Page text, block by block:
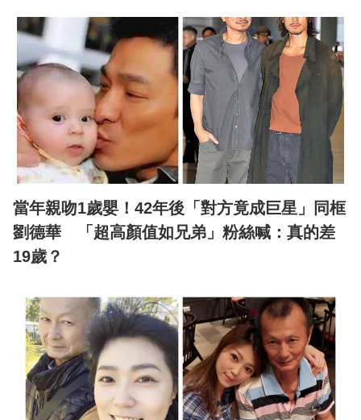
當年親吻1歲嬰！42年後「對方竟成巨星」同框
劉德華 「超高顏值如兄弟」粉絲喊：真的差
19歲？